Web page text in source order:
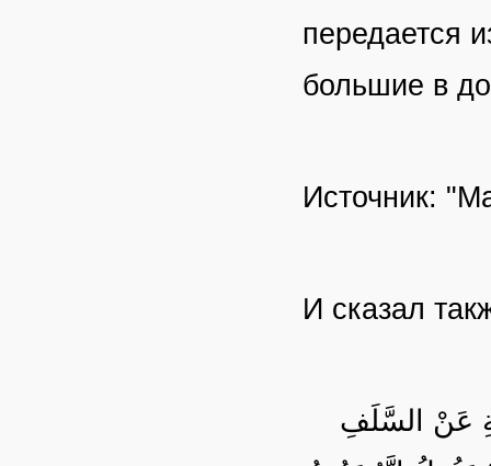
передается
большие в
Источник:
И сказал
عَنْ السَّلَفِ